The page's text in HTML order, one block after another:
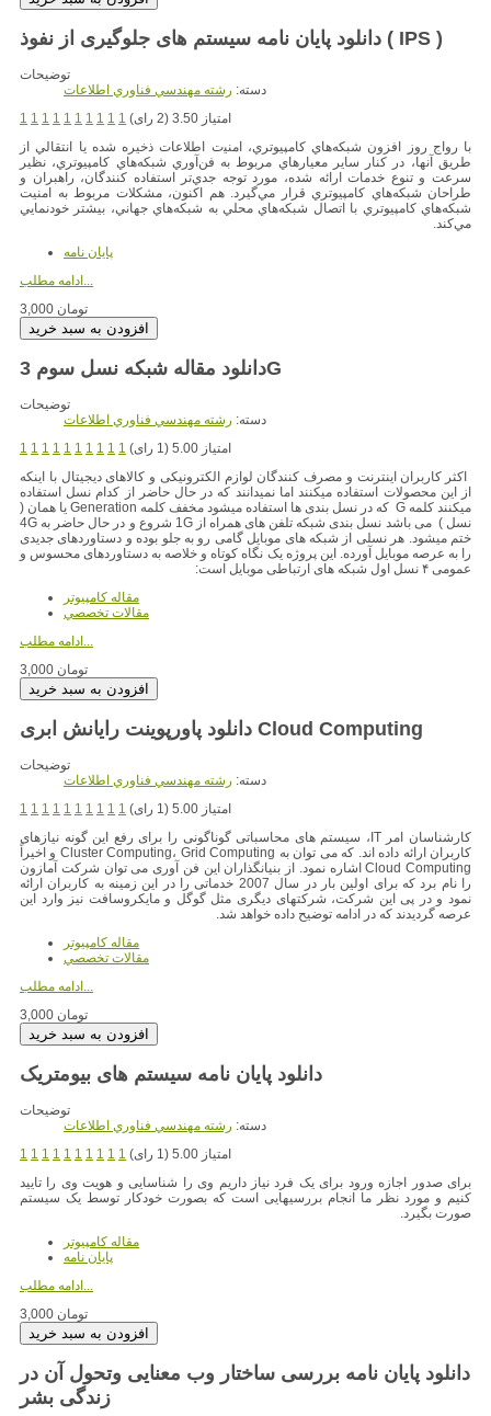
دانلود پایان نامه سیستم های جلوگیری از نفوذ ( IPS )
توضیحات
دسته: رشته مهندسي فناوري اطلاعات
1 1 1 1 1 1 1 1 1 1
امتیاز 3.50 (2 رای)
با رواج روز اﻓﺰون ﺷﺒﻜﻪﻫﺎي ﻛﺎﻣﭙﻴﻮﺗﺮي، اﻣﻨﻴت اﻃﻼﻋﺎت ذﺧﻴﺮه ﺷﺪه ﻳﺎ اﻧﺘﻘﺎﻟﻲ از
ﻃﺮﻳﻖ آﻧﻬﺎ، در ﻛﻨﺎر ﺳﺎﻳﺮ ﻣﻌﻴﺎرﻫﺎي ﻣﺮﺑﻮط ﺑﻪ ﻓﻦآوري ﺷﺒﻜﻪﻫﺎي ﻛﺎﻣﭙﻴﻮﺗﺮي، ﻧﻈﻴﺮ
ﺳﺮﻋﺖ و ﺗﻨﻮع ﺧﺪﻣﺎت اراﺋﻪ ﺷﺪه، ﻣﻮرد ﺗﻮﺟﻪ ﺟﺪيﺗﺮ اﺳﺘﻔﺎده ﻛﻨﻨﺪﮔﺎن، راﻫﺒﺮان و
ﻃﺮاﺣﺎن ﺷﺒﻜﻪﻫﺎي ﻛﺎﻣﭙﻴﻮﺗﺮي ﻗﺮار ﻣﻲﮔﻴﺮد. ﻫﻢ اﻛﻨﻮن، ﻣﺸﻜﻼت ﻣﺮﺑﻮط ﺑﻪ اﻣﻨﻴﺖ
ﺷﺒﻜﻪﻫﺎي ﻛﺎﻣﭙﻴﻮﺗﺮي ﺑﺎ اﺗﺼﺎل ﺷﺒﻜﻪﻫﺎي ﻣﺤﻠﻲ ﺑﻪ ﺷﺒﻜﻪﻫﺎي ﺟﻬﺎﻧﻲ، ﺑﻴﺸﺘﺮ ﺧﻮدﻧﻤﺎﻳﻲ
ﻣﻲﻛﻨﺪ.
پایان نامه
ادامه مطلب...
3,000 تومان
دانلود مقاله شبکه نسل سوم 3G
توضیحات
دسته: رشته مهندسي فناوري اطلاعات
1 1 1 1 1 1 1 1 1 1
امتیاز 5.00 (1 رای)
اکثر کاربران اینترنت و مصرف کنندگان لوازم الکترونیکی و کالاهای دیجیتال با اینکه
از این محصولات استفاده میکنند اما نمیدانند که در حال حاضر از کدام نسل استفاده
میکنند کلمه G که در نسل بندی ها استفاده میشود مخفف کلمه Generation یا همان (
نسل ) می باشد نسل بندی شبکه تلفن های همراه از 1G شروع و در حال حاضر به 4G
ختم میشود. هر نسلی از شبکه های موبایل گامی رو به جلو بوده و دستاوردهای جدیدی
را به عرصه موبایل آورده. این پروژه یک نگاه کوتاه و خلاصه به دستاوردهای محسوس و
عمومی ۴ نسل اول شبکه های ارتباطی موبایل است:
مقاله کامپیوتر
مقالات تخصصي
ادامه مطلب...
3,000 تومان
دانلود پاورپوینت رایانش ابری Cloud Computing
توضیحات
دسته: رشته مهندسي فناوري اطلاعات
1 1 1 1 1 1 1 1 1 1
امتیاز 5.00 (1 رای)
کارشناسان امر IT، سیستم های محاسباتی گوناگونی را برای رفع این گونه نیازهای
کاربران ارائه داده اند. که می توان به Cluster Computing، Grid Computing و اخیراً
Cloud Computing اشاره نمود. از بنیانگذاران این فن آوری می توان شرکت آمازون
را نام برد که برای اولین بار در سال 2007 خدماتی را در این زمینه به کاربران ارائه
نمود و در پی این شرکت، شرکتهای دیگری مثل گوگل و مایکروسافت نیز وارد این
عرصه گردیدند که در ادامه توضیح داده خواهد شد.
مقاله کامپیوتر
مقالات تخصصي
ادامه مطلب...
3,000 تومان
دانلود پایان نامه سیستم های بیومتریک
توضیحات
دسته: رشته مهندسي فناوري اطلاعات
1 1 1 1 1 1 1 1 1 1
امتیاز 5.00 (1 رای)
برای صدور اجازه ورود برای یک فرد نیاز داریم وی را شناسایی و هویت وی را تایید
کنیم و مورد نظر ما انجام بررسیهایی است که بصورت خودکار توسط یک سیستم
صورت بگیرد.
مقاله کامپیوتر
پایان نامه
3,000 تومان
دانلود پایان نامه بررسی ساختار وب معنایی وتحول آن در
زندگی بشر